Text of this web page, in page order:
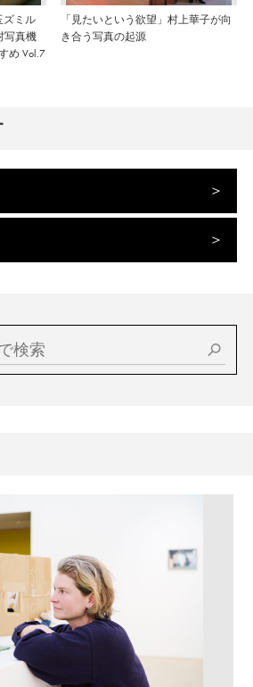
ズミル
写真機
め Vol.7
「見たいという欲望」村上華子が向
き合う写真の起源